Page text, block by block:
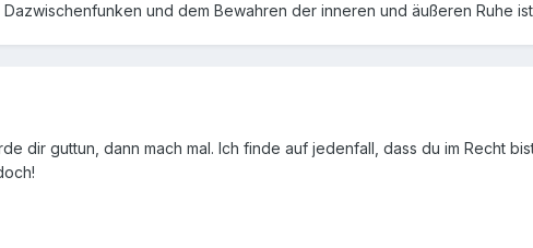
und dem Bewahren der inneren und äußeren Ruhe
dir guttun, dann mach mal. Ich finde auf jedenfall, dass du im Recht